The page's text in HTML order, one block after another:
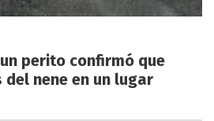
perito confirmó que
nene en un lugar